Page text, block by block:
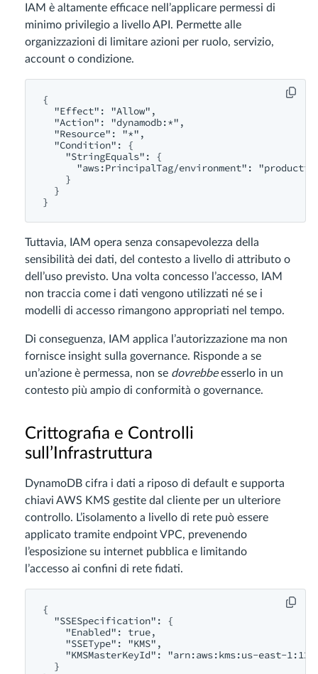
IAM è altamente efficace nell’applicare permessi di
minimo privilegio a livello API. Permette alle
organizzazioni di limitare azioni per ruolo, servizio,
account o condizione.
{
  "Effect": "Allow",
  "Action": "dynamodb:*",
  "Resource": "*",
  "Condition": {
    "StringEquals": {
"aws:PrincipalTag/environment":
    }
  }
Tuttavia, IAM opera senza consapevolezza della
sensibilità dei dati, del contesto a livello di attributo o
dell’uso previsto. Una volta concesso l’accesso, IAM
non traccia come i dati vengono utilizzati né se i
modelli di accesso rimangono appropriati nel tempo.
Di conseguenza, IAM applica l’autorizzazione ma non
fornisce insight sulla governance. Risponde a se
un’azione è permessa, non se dovrebbeesserlo in un
contesto più ampio di conformità o governance.
Crittografia e Controlli
sull’Infrastruttura
DynamoDB cifra i dati a riposo di default e supporta
chiavi AWS KMS gestite dal cliente per un ulteriore
controllo. L’isolamento a livello di rete può essere
applicato tramite endpoint VPC, prevenendo
l’esposizione su internet pubblica e limitando
l’accesso ai confini di rete fidati.
{
  "SSESpecification": {
    "Enabled": true,
    "SSEType": "KMS",
"KMSMasterKeyId": "arn:aws:kms:us-east-
  }